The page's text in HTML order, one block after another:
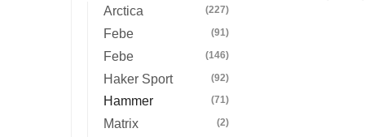
Arctica (227)
Febe (91)
Febe (146)
Haker Sport (92)
Hammer (71)
Matrix (2)